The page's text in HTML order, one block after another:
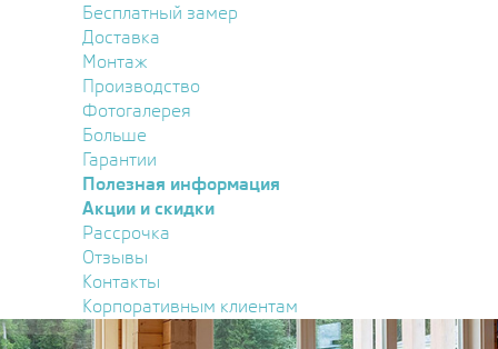
Бесплатный замер
Доставка
Монтаж
Производство
Фотогалерея
Больше
Гарантии
Полезная информация
Акции и скидки
Рассрочка
Отзывы
Контакты
Корпоративным клиентам